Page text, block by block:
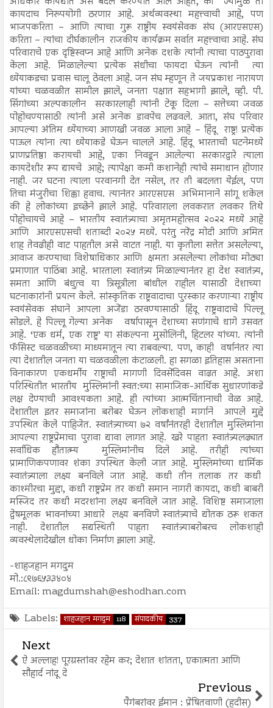
कायदाच निरुपयोगी ठरणार आहे. अर्थव्यवस्था महत्त्वाची आहे, पण
भाजपकरिता – आणि त्याचा गुरू राष्ट्रीय स्वयंसेवक संघ (आरएसएस)
करिता – त्यांचा दीर्घकालीन राजकीय कार्यक्रम सर्वात महत्त्वाचा आहे. संघ
परिवाराचे एक दृष्टिस्वप्न आहे आणि अनेक दशके त्यांनी त्याचा पाठपुरावा
केला आहे. मिळालेल्या प्रत्येक संधीचा फायदा घेऊन त्यांनी त्या
ध्येयाकडचा प्रवास चालू ठेवला आहे. जन संघ म्हणून ते जयप्रकाश नारायण
यांच्या चळवळीत सामील झाले, जनता पक्षात सहभागी झाले, व्ही. पी.
सिंगांच्या अल्पकालीन सरकारलाही त्यांनी टेकू दिला – सत्तेच्या जवळ
पोहोचण्यासाठी त्यांनी असे अनेक डावपेच लढवले. आता, संघ परिवार
आपल्या अंतिम ध्येयाच्या आणखी जवळ आला आहे – हिंदू राष्ट्र! प्रत्येक
पाऊल त्यांना त्या ध्येयाकडे घेऊन चालले आहे. हिंदू भारताची घटनेमध्ये
प्राणप्रतिष्ठा करायची आहे, एका निवडून आलेल्या सरकारद्वारे त्याला
कायदेशीर रूप द्यायचे आहे; त्यापेक्षा कमी कशानेही त्यांचे समाधान होणार
नाही. जर घटना त्याला परवानगी देत नसेल, तर ती बदलता येईल, पण
तिचा मंजुरीचा शिक्का हवाच. त्यानंतर आरएसएस अभिमानाने सांगू शकेल
की हे लोकांच्या इच्छेने झाले आहे. परिवाराला लवकरात लवकर तिथे
पोहोचायचे आहे – भारतीय स्वातंत्र्याचा अमृतमहोत्सव २०२२ मध्ये आहे
आणि आरएसएसची शताब्दी २०२५ मध्ये. परंतु नरेंद्र मोदी आणि अमित
शाह तेवढीही वाट पाहतील असे वाटत नाही. या कृतीला सत्तेत असलेल्या,
आवाज करण्याचा विशेषाधिकार आणि क्षमता असलेल्या लोकांचा मोठ्या
प्रमाणात पाठिंबा आहे. भारताला स्वातंत्र्य मिळाल्यानंतर हा देश स्वातंत्र्य,
समता आणि बंधुत्व या त्रिसूत्रीला बांधील राहील यासाठी देशाच्या
घटनाकारांनी प्रयत्न केले. सांस्कृतिक राष्ट्रवादाचा पुरस्कार करणाऱ्या राष्ट्रीय
स्वयंसेवक संघाने आपला अजेंडा ठरवण्यासाठी हिंदू राष्ट्रवादाचे पिल्लू
सोडले. हे पिल्लू गेल्या अनेक वर्षापासून देशाच्या सणंगाचे धागे उसवत
आहे. ‘एक धर्म, एक राष्ट्र’ या संकल्पना मुसोलिनी, हिटलर यांच्या. त्यांनी
फॅसिस्ट चळवळीच्या माध्यमातून त्या राबवल्या. पण, काही वर्षानंतर त्या
त्या देशातील जनता या चळवळीला कंटाळली. हा सगळा इतिहास असताना
विनाकारण एकधर्मीय राष्ट्राची मागणी दिवसेंदिवस वाढत आहे. अशा
परिस्थितीत भारतीय मुस्लिमांनी स्वत:च्या सामाजिक-आर्थिक सुधारणांकडे
लक्ष देण्याची आवश्यकता आहे. ही त्यांच्या आत्मचिंतानाची वेळ आहे.
देशातील इतर समाजांना बरोबर घेऊन लोकशाही मार्गाने आपले मुद्दे
उपस्थित केले पाहिजेत. स्वातंत्र्याच्या ७२ वर्षांनंतरही देशातील मुस्लिमांना
आपल्या राष्ट्रप्रेमाचा पुरावा द्यावा लागत आहे. खरे पाहता स्वातंत्र्यलढ्यात
सर्वाधिक हौतात्म्य मुस्लिमांनीच दिले आहे. तरीही त्यांच्या
प्रामाणिकपणावर शंका उपस्थित केली जात आहे. मुस्लिमांच्या धार्मिक
स्वातंत्र्याला लक्ष्य बनविले जात आहे. कधी तीन तलाक तर कधी
काश्मीरचा मुद्दा, कधी राष्ट्रप्रेम तर कधी समान नागरी कायदा, कधी बाबरी
मस्जिद तर कधी मदरशांना लक्ष्य बनविले जात आहे. विशिष्ट समाजाला
द्वेषमूलक भावनांच्या आधारे लक्ष्य बनविणे स्वातंत्र्याचे द्योतक ठरू शकत
नाही. देशातील सद्यस्थिती पाहता स्वातंत्र्याबरोबरच लोकशाही
व्यवस्थेलादेखील धोका निर्माण झाला आहे.
-शाहजहान मगदुम
मो.:८९७६५३३४०४
Email: magdumshah@eshodhan.com
Labels: शाहजहान मगदुम 118 संपादकीय 337
Next
ऐ अल्लाह! पूरग्रस्तांवर रहेम कर; देशात शांतता, एकात्मता आणि
सौहार्द नांदू दे
Previous
पैगंबरांवर ईमान : प्रेषितवाणी (हदीस)